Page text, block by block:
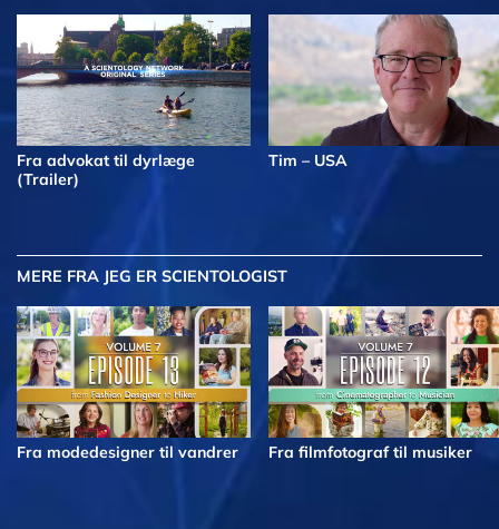
Fra advokat til dyrlæge
(Trailer)
Tim – USA
MERE FRA JEG ER SCIENTOLOGIST
Fra modedesigner til vandrer Fra filmfotograf til musiker